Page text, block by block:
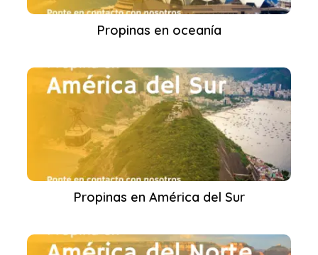
Propinas en oceanía
Propinas en América del Sur